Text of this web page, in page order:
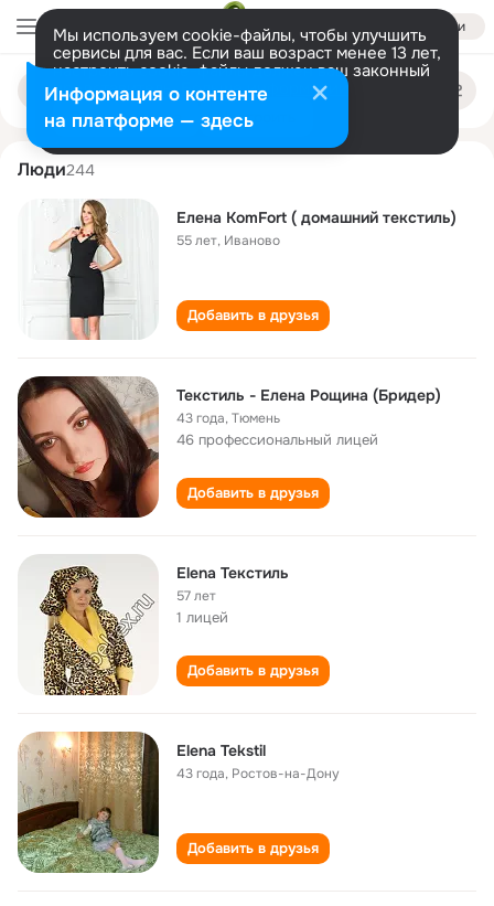
Войти
Мы используем cookie-файлы, чтобы улучшить
сервисы для вас. Если ваш возраст менее 13 лет,
настроить cookie-файлы должен ваш законный
представитель. Больше информации
Разрешить все Настроить
Поиск
людям
elena tekstil
Люди244
Елена KomFort ( домашний текстиль)
55 лет, Иваново
Добавить в друзья
Текстиль - Елена Рощина (Бридер)
43 года,Тюмень
46 профессиональный лицей
Добавить в друзья
Elena Текстиль
57 лет
1 лицей
Добавить в друзья
Elena Tekstil
43 года, Ростов-на-Дону
Добавить в друзья
Информация о контенте
на платформе — здесь